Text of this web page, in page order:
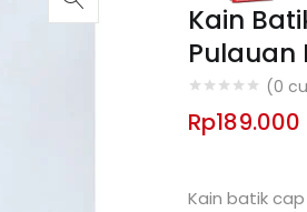
Kain
Pulauan
(0
Rp189.000
Kain batik